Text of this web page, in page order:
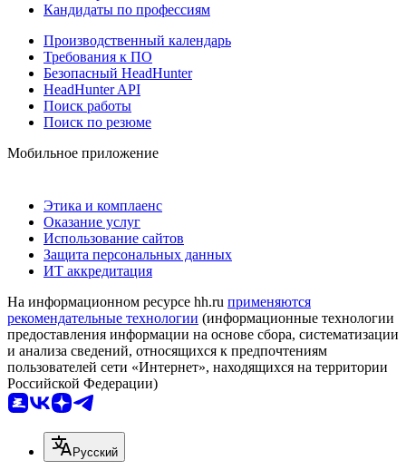
Кандидаты по профессиям
Производственный календарь
Требования к ПО
Безопасный HeadHunter
HeadHunter API
Поиск работы
Поиск по резюме
Мобильное приложение
Этика и комплаенс
Оказание услуг
Использование сайтов
Защита персональных данных
ИТ аккредитация
На информационном ресурсе hh.ru применяются
рекомендательные технологии (информационные технологии
предоставления информации на основе сбора, систематизации
и анализа сведений, относящихся к предпочтениям
пользователей сети «Интернет», находящихся на территории
Российской Федерации)
Русский